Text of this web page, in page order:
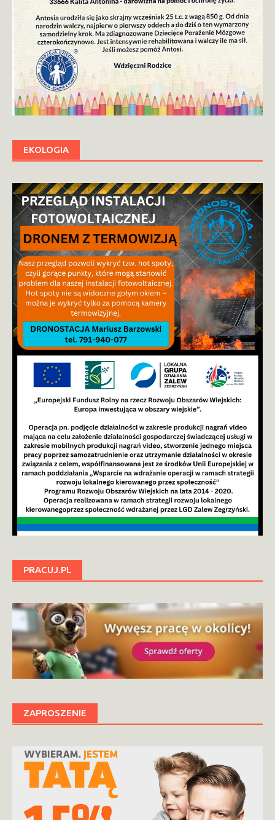
EKOLOGIA
PRACUJ.PL
ZAPROSZENIE